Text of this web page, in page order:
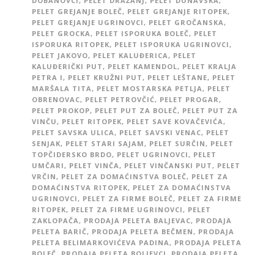
PELET GREJANJE BOLEČ, PELET GREJANJE RITOPEK,
PELET GREJANJE UGRINOVCI, PELET GROČANSKA,
PELET GROCKA, PELET ISPORUKA BOLEČ, PELET
ISPORUKA RITOPEK, PELET ISPORUKA UGRINOVCI,
PELET JAKOVO, PELET KALUĐERICA, PELET
KALUĐERIČKI PUT, PELET KAMENDOL, PELET KRALJA
PETRA I, PELET KRUŽNI PUT, PELET LEŠTANE, PELET
MARŠALA TITA, PELET MOSTARSKA PETLJA, PELET
OBRENOVAC, PELET PETROVČIĆ, PELET PROGAR,
PELET PROKOP, PELET PUT ZA BOLEČ, PELET PUT ZA
VINČU, PELET RITOPEK, PELET SAVE KOVAČEVIĆA,
PELET SAVSKA ULICA, PELET SAVSKI VENAC, PELET
SENJAK, PELET STARI SAJAM, PELET SURČIN, PELET
TOPČIDERSKO BRDO, PELET UGRINOVCI, PELET
UMČARI, PELET VINČA, PELET VINČANSKI PUT, PELET
VRČIN, PELET ZA DOMAĆINSTVA BOLEČ, PELET ZA
DOMAĆINSTVA RITOPEK, PELET ZA DOMAĆINSTVA
UGRINOVCI, PELET ZA FIRME BOLEČ, PELET ZA FIRME
RITOPEK, PELET ZA FIRME UGRINOVCI, PELET
ZAKLOPAČA, PRODAJA PELETA BALJEVAC, PRODAJA
PELETA BARIČ, PRODAJA PELETA BEČMEN, PRODAJA
PELETA BELIMARKOVIĆEVA PADINA, PRODAJA PELETA